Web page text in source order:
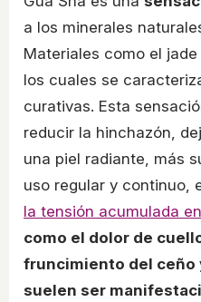
a los minerales
Materiales como el
los cuales se
curativas. Esta
reducir la hinchazón,
una piel radiante, más
uso regular y continuo,
la tensión acumulada
como el dolor de
fruncimiento del ceño
suelen ser